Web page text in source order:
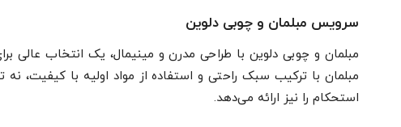
سرویس مبلمان و چوبی دلوین
مبلمان و چوبی دلوین با طراحی مدرن و مینیمال، یک انتخاب عالی
مبلمان با ترکیب سبک راحتی و استفاده از مواد اولیه با
استحکام را نیز ارائه می‌دهد.